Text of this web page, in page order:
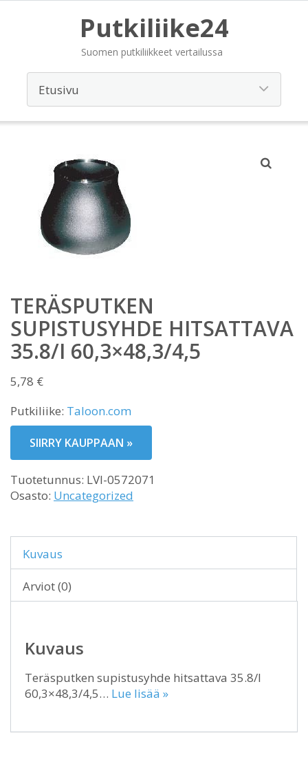
Putkiliike24
Suomen putkiliikkeet vertailussa
TERÄSPUTKEN
SUPISTUSYHDE HITSATTAVA
35.8/I 60,3×48,3/4,5
5,78 €
Putkiliike: Taloon.com
SIIRRY KAUPPAAN »
Tuotetunnus: LVI-0572071
Osasto: Uncategorized
Kuvaus
Arviot (0)
Kuvaus
Teräsputken supistusyhde hitsattava 35.8/I
60,3×48,3/4,5… Lue lisää »